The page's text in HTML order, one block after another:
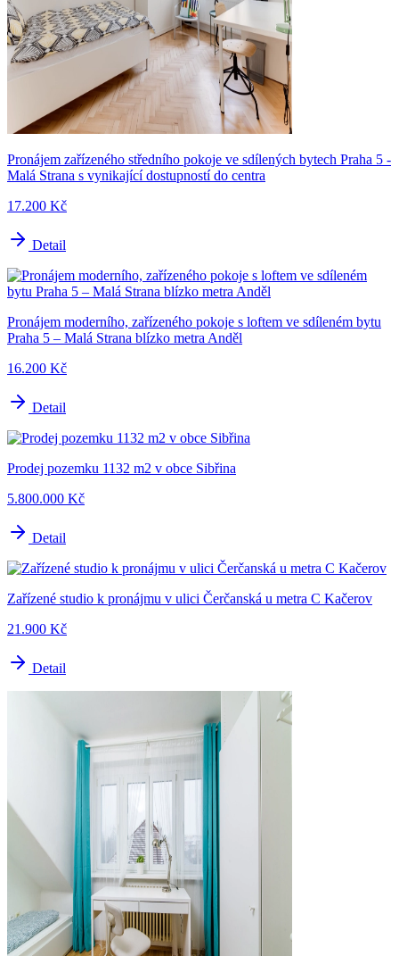
Pronájem zařízeného středního pokoje ve sdílených bytech Praha 5 -
Malá Strana s vynikající dostupností do centra
17.200 Kč
Detail
Pronájem moderního, zařízeného pokoje s loftem ve sdíleném bytu
Praha 5 – Malá Strana blízko metra Anděl
16.200 Kč
Detail
Prodej pozemku 1132 m2 v obce Sibřina
5.800.000 Kč
Detail
Zařízené studio k pronájmu v ulici Čerčanská u metra C Kačerov
21.900 Kč
Detail